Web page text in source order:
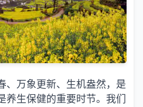
、万象更新、生机盎然，是
养生保健的重要时节。我们